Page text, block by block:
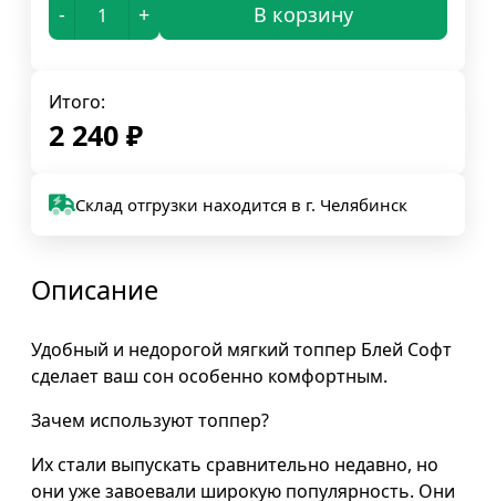
- + В корзину
Итого:
2 240 ₽
Склад отгрузки находится в г. Челябинск
Описание
Удобный и недорогой мягкий топпер Блей Софт
сделает ваш сон особенно комфортным.
Зачем используют топпер?
Их стали выпускать сравнительно недавно, но
они уже завоевали широкую популярность. Они